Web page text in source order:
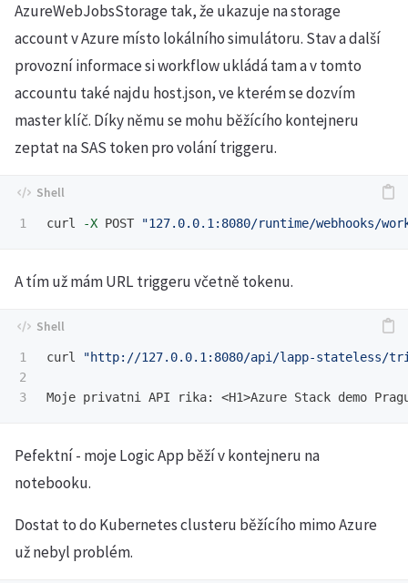
AzureWebJobsStorage tak, že ukazuje na storage
account v Azure místo lokálního simulátoru. Stav a další
provozní informace si workflow ukládá tam a v tomto
accountu také najdu host.json, ve kterém se dozvím
master klíč. Díky němu se mohu běžícího kontejneru
zeptat na SAS token pro volání triggeru.
curl -X POST "127.0.0.1:8080/runtime/webhooks/
A tím už mám URL triggeru včetně tokenu.
1
2
curl "http://127.0.0.1:8080/api/lapp-stateless/triggers/
Pefektní - moje Logic App běží v kontejneru na
notebooku.
Dostat to do Kubernetes clusteru běžícího mimo Azure
už nebyl problém.